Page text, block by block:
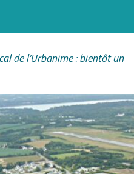
de l’Urbanime : bientôt un